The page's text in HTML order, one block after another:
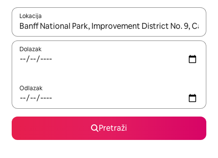
Lokacija
Kada budu dostupni rezultati, moći ćete ih pregledati
Dolazak
Odlazak
Pretraži